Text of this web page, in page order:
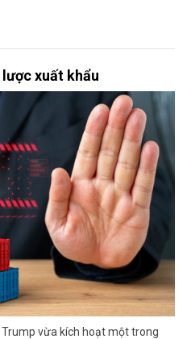
lược xuất khẩu
vừa kích hoạt một trong